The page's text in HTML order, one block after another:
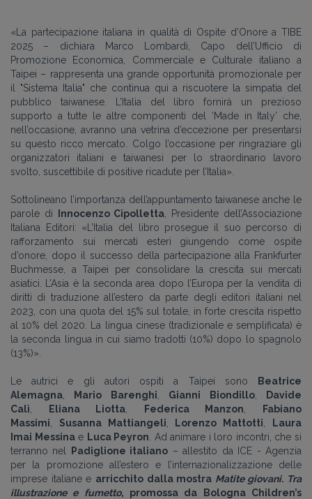
«La partecipazione italiana in qualità di Ospite d’Onore a TIBE
2025 – dichiara Marco Lombardi, Capo dell’Ufficio di
Promozione Economica, Commerciale e Culturale italiano a
Taipei – rappresenta una grande opportunità promozionale per
il "Sistema Italia" che continua qui a riscuotere la simpatia del
pubblico taiwanese. L’Italia del libro fornirà un prezioso
supporto a tutte le altre componenti del ‘Made in Italy’ che,
nell’occasione, avranno una vetrina d’eccezione per presentarsi
su questo ricco mercato. Colgo l’occasione per ringraziare gli
organizzatori italiani e taiwanesi per lo straordinario lavoro
svolto, suscettibile di positive ricadute per l’Italia».
Sottolineano l’importanza dell’appuntamento taiwanese anche le
parole di Innocenzo Cipolletta , Presidente dell’Associazione
Italiana Editori: «L’Italia del libro prosegue il suo percorso di
rafforzamento sui mercati esteri giungendo come ospite
d’onore, dopo il successo della partecipazione alla Frankfurter
Buchmesse, a Taipei per consolidare la crescita sui mercati
asiatici. L’Asia è la seconda area dopo l’Europa per la vendita di
diritti di traduzione all’estero da parte degli editori italiani nel
2023, con una quota del 15% sul totale, in forte crescita rispetto
al 10% del 2020. La lingua cinese (tradizionale e semplificata) è
la seconda lingua in cui siamo tradotti (10%) dopo lo spagnolo
(13%)».
Le autrici e gli autori ospiti a Taipei sono
Beatrice
Alemagna
Mario Barenghi Gianni Biondillo,
Davide
Calì
Eliana Liotta Federica Manzon
Fabiano
Massimi
Susanna Mattiangeli Lorenzo Mattotti
Laura
Imai Messina e Luca Peyron . Ad animare i loro incontri, che si
terranno nel
Padiglione italiano – allestito da ICE - Agenzia
per la promozione all’estero e l’internazionalizzazione delle
imprese italiane e arricchito dalla mostra Matite giovani. Tra
illustrazione e fumetto, promossa da Bologna Children’s